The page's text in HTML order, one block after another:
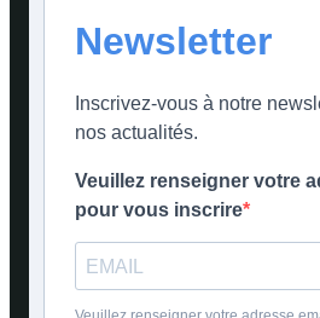
Newsletter
Inscrivez-vous à notre
nos actualités.
Veuillez renseigner votre
pour vous inscrire